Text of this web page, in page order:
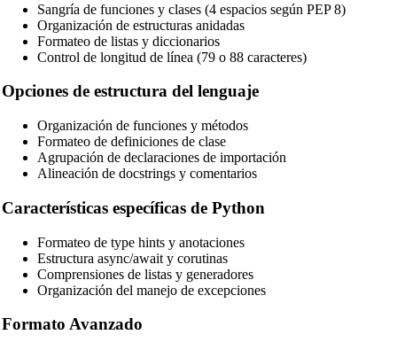
🔗
Sangría de funciones y clases (4 espacios según PEP 8)
Organización de estructuras anidadas
Formateo de listas y diccionarios
Control de longitud de línea (79 o 88 caracteres)
Opciones de estructura del lenguaje
Organización de funciones y métodos
Formateo de definiciones de clase
Agrupación de declaraciones de importación
Alineación de docstrings y comentarios
Características específicas de Python
Formateo de type hints y anotaciones
Estructura async/await y corutinas
Comprensiones de listas y generadores
Organización del manejo de excepciones
Formato Avanzado